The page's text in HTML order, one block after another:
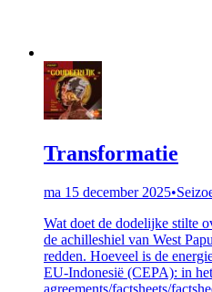
Transformatie
ma 15 december 2025•
Wat doet de dodelijke stilte
de achilleshiel van West
redden. Hoeveel is de
EU-Indonesië (CEPA): in
agreements/factsheets/